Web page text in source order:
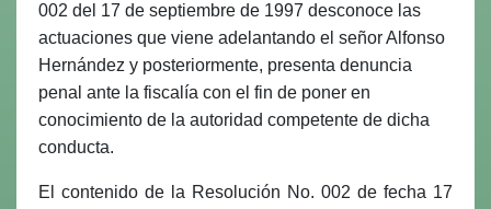
002 del 17 de septiembre de 1997 desconoce las
actuaciones que viene adelantando el señor Alfonso
Hernández y posteriormente, presenta denuncia
penal ante la fiscalía con el fin de poner en
conocimiento de la autoridad competente de dicha
conducta.
El contenido de la Resolución No. 002 de fecha 17